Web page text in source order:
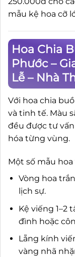
mẫu kệ hoa cỡ
Hoa Chia
Phước –
Lễ – Nhà
Với hoa chia
và tinh tế. Màu
đều được tư
hóa từng vùng.
Một số mẫu
Vòng hoa
lịch sự.
Kệ viếng 1–2
đình hoặc
Lẵng kính
vàng nhã